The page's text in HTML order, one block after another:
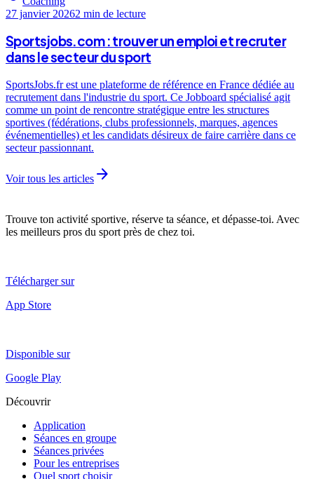
27 janvier 20262 min de lecture
Sportsjobs.com : trouver un emploi et recruter
dans le secteur du sport
SportsJobs.fr est une plateforme de référence en France dédiée au
recrutement dans l'industrie du sport. Ce Jobboard spécialisé agit
comme un point de rencontre stratégique entre les structures
sportives (fédérations, clubs professionnels, marques, agences
événementielles) et les candidats désireux de faire carrière dans ce
secteur passionnant.
Voir tous les articles arrow_forward
Trouve ton activité sportive, réserve ta séance, et dépasse-toi. Avec
les meilleurs pros du sport près de chez toi.
Télécharger sur
App Store
Disponible sur
Google Play
Découvrir
Application
Séances en groupe
Séances privées
Pour les entreprises
Quel sport choisir